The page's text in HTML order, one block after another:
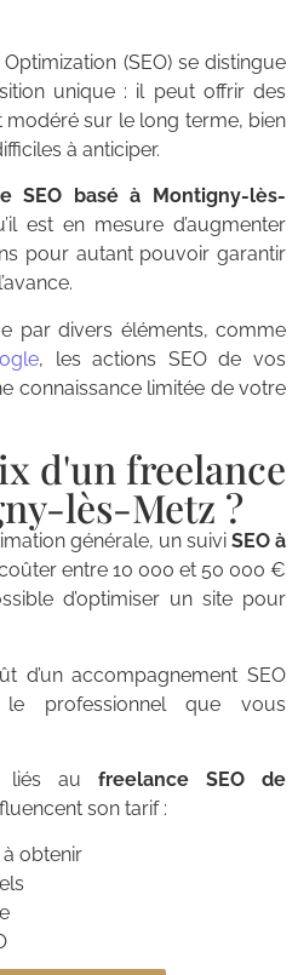
(SEO) se distingue
unique : il peut offrir des
sur le long terme, bien
à anticiper.
SEO basé à Montigny-lès-
est en mesure d’augmenter
pour autant pouvoir garantir
par divers éléments, comme
, les actions SEO de vos
connaissance limitée de votre
d'un freelance
lès-Metz ?
générale, un suivi SEO à
entre 10 000 et 50 000 €
d’optimiser un site pour
d’un accompagnement SEO
professionnel que vous
liés au freelance SEO de
son tarif :
à obtenir